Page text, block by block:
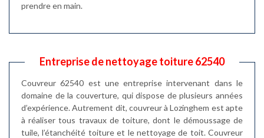
prendre en main.
Entreprise de nettoyage toiture 62540
Couvreur 62540 est une entreprise intervenant dans le
domaine de la couverture, qui dispose de plusieurs années
d’expérience. Autrement dit, couvreur à Lozinghem est apte
à réaliser tous travaux de toiture, dont le démoussage de
tuile, l’étanchéité toiture et le nettoyage de toit. Couvreur